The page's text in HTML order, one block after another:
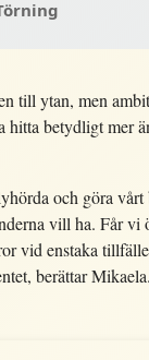
till ytan, men
hitta betydligt mer
och göra vårt
vill ha. Får vi
vid enstaka
berättar Mikaela.